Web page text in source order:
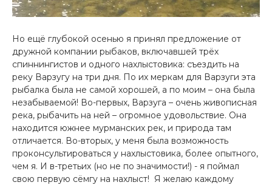
Но ещё глубокой осенью я принял предложение от
дружной компании рыбаков, включавшей трёх
спиннингистов и одного нахлыстовика: съезди­ть на
реку Варзугу на три дня. По их меркам для Варзуги эта
рыбалка была не самой хорошей, а по моим – она была
незабываемой! Во-первых, Варзуга – очень живописная
река, рыбачить на ней – огромное удовольствие. Она
находится южнее мурманских рек, и природа там
отличается. Во-вторых, у меня была возможность
проконсультироваться у нахлыстовика, более опытного,
чем я. И в-третьих (но не по значимости!) - я поймал
свою первую сёмгу на нахлыст! Я желаю каждому